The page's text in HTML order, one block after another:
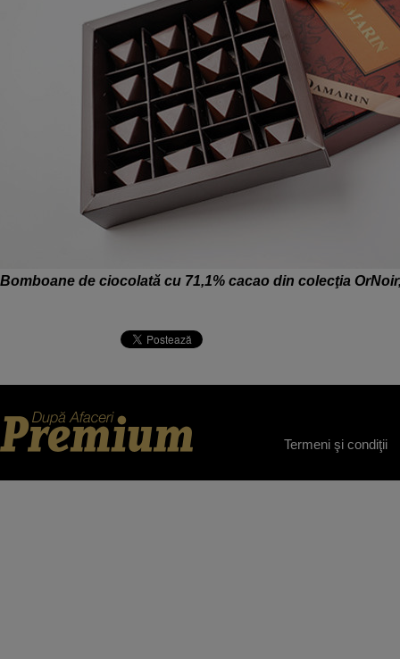
Bomboane de ciocolată cu 71,1% cacao din colecţia
Termeni şi condiţii